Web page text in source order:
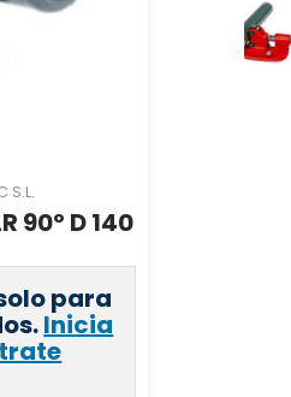
S.L.
90º D 140
para
Inicia